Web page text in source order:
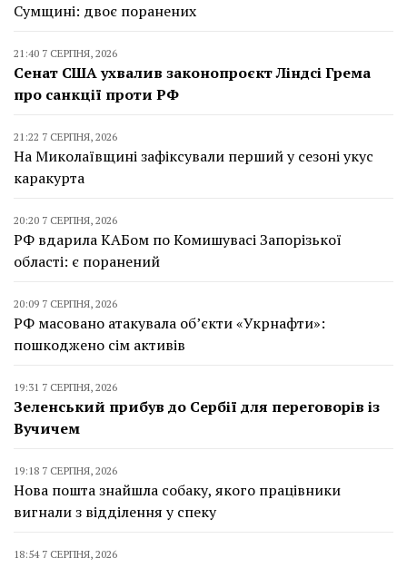
Сумщині: двоє поранених
21:40 7 СЕРПНЯ, 2026
Сенат США ухвалив законопроєкт Ліндсі Грема
про санкції проти РФ
21:22 7 СЕРПНЯ, 2026
На Миколаївщині зафіксували перший у сезоні укус
каракурта
20:20 7 СЕРПНЯ, 2026
РФ вдарила КАБом по Комишувасі Запорізької
області: є поранений
20:09 7 СЕРПНЯ, 2026
РФ масовано атакувала об’єкти «Укрнафти»:
пошкоджено сім активів
19:31 7 СЕРПНЯ, 2026
Зеленський прибув до Сербії для переговорів із
Вучичем
19:18 7 СЕРПНЯ, 2026
Нова пошта знайшла собаку, якого працівники
вигнали з відділення у спеку
18:54 7 СЕРПНЯ, 2026